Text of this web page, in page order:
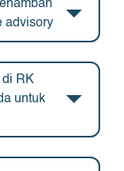
advisory
di RK
untuk